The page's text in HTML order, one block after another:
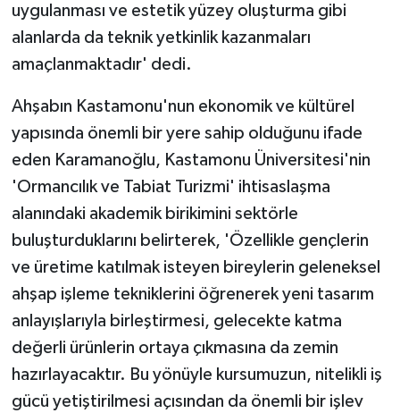
uygulanması ve estetik yüzey oluşturma gibi
alanlarda da teknik yetkinlik kazanmaları
amaçlanmaktadır' dedi.
Ahşabın Kastamonu'nun ekonomik ve kültürel
yapısında önemli bir yere sahip olduğunu ifade
eden Karamanoğlu, Kastamonu Üniversitesi'nin
'Ormancılık ve Tabiat Turizmi' ihtisaslaşma
alanındaki akademik birikimini sektörle
buluşturduklarını belirterek, 'Özellikle gençlerin
ve üretime katılmak isteyen bireylerin geleneksel
ahşap işleme tekniklerini öğrenerek yeni tasarım
anlayışlarıyla birleştirmesi, gelecekte katma
değerli ürünlerin ortaya çıkmasına da zemin
hazırlayacaktır. Bu yönüyle kursumuzun, nitelikli iş
gücü yetiştirilmesi açısından da önemli bir işlev